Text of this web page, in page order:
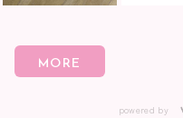
powered by